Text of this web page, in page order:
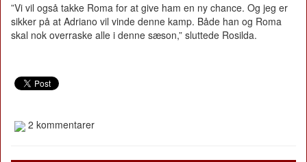
”Vi vil også takke Roma for at give ham en ny chance. Og jeg er
sikker på at Adriano vil vinde denne kamp. Både han og Roma
skal nok overraske alle i denne sæson,” sluttede Rosilda.
2 kommentarer